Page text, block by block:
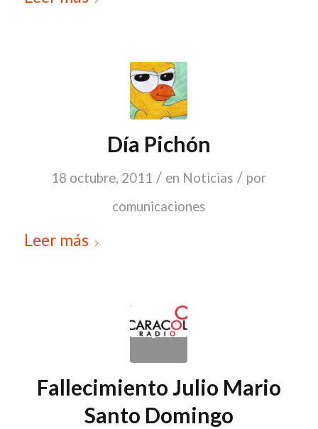
Día Pichón
18 octubre, 2011 / en Noticias / por
comunicaciones
Leer más
Fallecimiento Julio Mario
Santo Domingo